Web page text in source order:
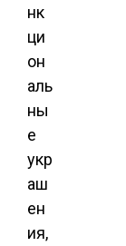
нк
ци
он
аль
ны
е
укр
аш
ен
ия,